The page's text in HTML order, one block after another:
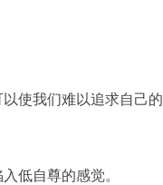
使我们难以追求自己的
低自尊的感觉。